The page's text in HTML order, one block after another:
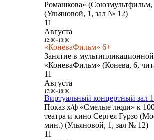
Ромашкова»
(Ульяновой, 1, зал № 12)
11
Августа
12:00- 13:00
«КоневаФильм» 6+
Занятие в
«КоневаФильм» (Конева, 6,
11
Августа
17:00- 18:00
Виртуальный концертный зал
Показ х/ф «Смелые люди» к
театра и кино Сергея Гурзо
мин.) (Ульяновой, 1, зал № 12)
11